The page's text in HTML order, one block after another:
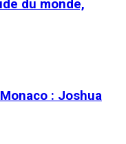
du monde,
: Joshua